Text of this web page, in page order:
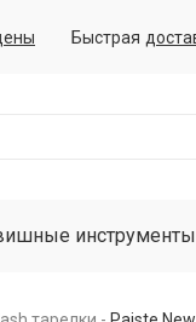
Быстрая
инструменты